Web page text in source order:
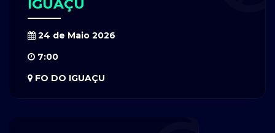
IGUAÇU
24 de Maio 2026
7:00
FO DO IGUAÇU